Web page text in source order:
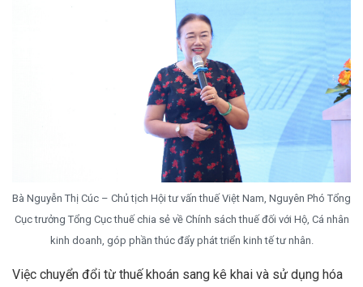
Bà Nguyễn Thị Cúc – Chủ tịch Hội tư vấn thuế Việt Nam, Nguyên Phó Tổng
Cục trưởng Tổng Cục thuế chia sẻ về Chính sách thuế đối với Hộ, Cá nhân
kinh doanh, góp phần thúc đẩy phát triển kinh tế tư nhân.
Việc chuyển đổi từ thuế khoán sang kê khai và sử dụng hóa